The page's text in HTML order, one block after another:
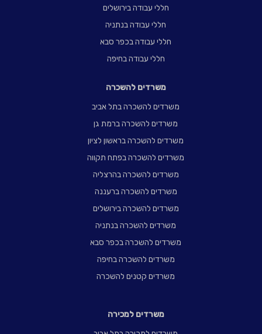
חללי עבודה בירושלים
חללי עבודה בנתניה
חללי עבודה בכפר סבא
חללי עבודה בחיפה
משרדים להשכרה
משרדים להשכרה בתל אביב
משרדים להשכרה ברמת גן
משרדים להשכרה בראשון לציון
משרדים להשכרה בפתח תקווה
משרדים להשכרה בהרצליה
משרדים להשכרה ברעננה
משרדים להשכרה בירושלים
משרדים להשכרה בנתניה
משרדים להשכרה בכפר סבא
משרדים להשכרה בחיפה
משרדים קטנים להשכרה
משרדים למכירה